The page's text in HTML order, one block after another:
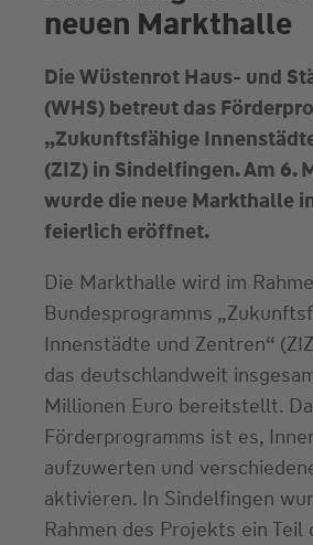
neuen Markthalle
Die Wüstenrot Haus- und
(WHS) betreut das
„Zukunftsfähige
(ZIZ) in Sindelfingen. Am 6.
wurde die neue Markthalle
feierlich eröffnet.
Die Markthalle wird im
Bundesprogramms
Innenstädte und Zentren“
das deutschlandweit
Millionen Euro bereitstellt.
Förderprogramms ist es,
aufzuwerten und
aktivieren. In Sindelfingen
Rahmen des Projekts ein Teil